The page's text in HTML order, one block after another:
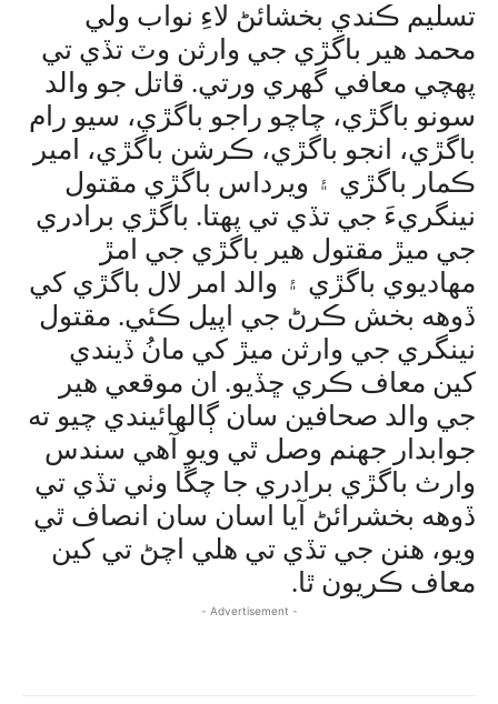
تسليم ڪندي بخشائڻ لاءِ نواب ولي
محمد هير باگڙي جي وارثن وٽ تڏي تي
پهچي معافي گهري ورتي. قاتل جو والد
سونو باگڙي، چاچو راجو باگڙي، سيو رام
باگڙي، انجو باگڙي، ڪرشن باگڙي، امير
ڪمار باگڙي ۽ ويرداس باگڙي مقتول
نينگريءَ جي تڏي تي پهتا. باگڙي برادري
جي ميڙ مقتول هير باگڙي جي امڙ
مهاديوي باگڙي ۽ والد امر لال باگڙي کي
ڏوهه بخش ڪرڻ جي اپيل ڪئي. مقتول
نينگري جي وارثن ميڙ کي مانُ ڏيندي
کين معاف ڪري ڇڏيو. ان موقعي هير
جي والد صحافين سان ڳالهائيندي چيو ته
جوابدار جهنم وصل ٿي ويو آهي سندس
وارث باگڙي برادري جا چڱا وٺي تڏي تي
ڏوهه بخشرائڻ آيا اسان سان انصاف ٿي
ويو، هنن جي تڏي تي هلي اچڻ تي کين
معاف ڪريون ٿا.
- Advertisement -